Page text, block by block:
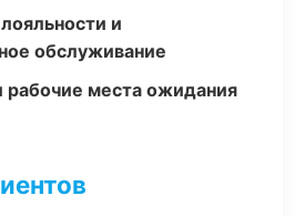
и
обслуживание
рабочие места ожидания